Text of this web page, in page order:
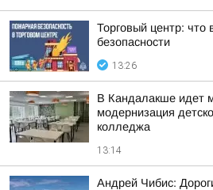
Торговый центр: что
безопасности
13:26
В Кандалакше идет
модернизация
колледжа
13:14
Андрей Чибис: